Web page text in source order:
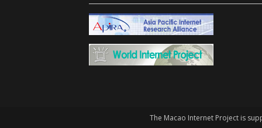
The Macao Internet Project is